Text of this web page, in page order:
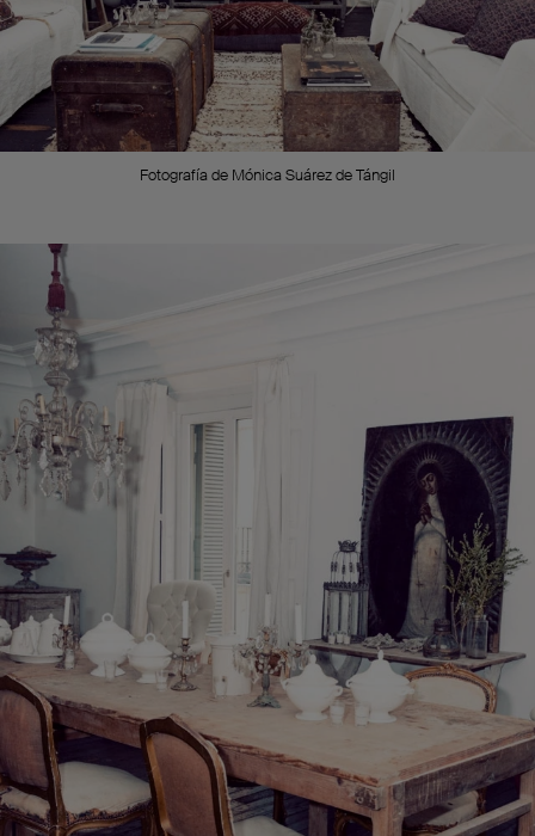
Fotografía de Mónica Suárez de Tángil